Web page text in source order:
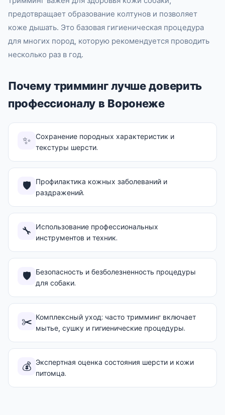
предотвращает образование колтунов и позволяет
коже дышать. Это базовая гигиеническая процедура
для многих пород, которую рекомендуется проводить
несколько раз в год.
Почему тримминг лучше доверить
профессионалу в Воронеже
✨ Сохранение породных характеристик и
текстуры шерсти.
🛡️
Профилактика кожных заболеваний и
раздражений.
🔧
Использование профессиональных
инструментов и техник.
🛡️
Безопасность и безболезненность процедуры
для собаки.
✂️ Комплексный уход: часто тримминг включает
мытье, сушку и гигиенические процедуры.
💰 Экспертная оценка состояния шерсти и кожи
питомца.